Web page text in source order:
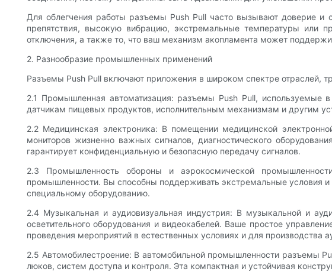
Для облегчения работы разъемы Push Pull часто вызывают доверие
препятствия, высокую вибрацию, экстремальные температуры или
отключения, а также то, что ваш механизм акопламента может
2. Разнообразие промышленных применений
Разъемы Push Pull включают приложения в широком спектре отраслей,
2.1 Промышленная автоматизация: разъемы Push Pull, используемые
датчикам пищевых продуктов, исполнительным механизмам и другим
2.2 Медицинская электроника: В помещении медицинской
мониторов жизненно важных сигналов, диагностического
гарантирует конфиденциальную и безопасную передачу сигналов.
2.3 Промышленность обороны и аэрокосмической
промышленности. Вы способны поддерживать экстремальные условия
специальному оборудованию.
2.4 Музыкальная и аудиовизуальная индустрия: В музыкальной и
осветительного оборудования и видеокабелей. Ваше простое
проведения мероприятий в естественных условиях и для производства
2.5 Автомобилестроение: В автомобильной промышленности разъемы
люков, систем доступа и контроля. Эта компактная и устойчивая